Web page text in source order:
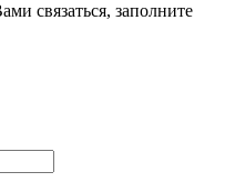
связаться, заполните